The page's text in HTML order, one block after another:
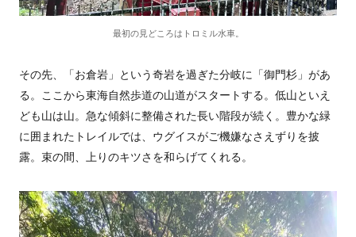
最初の見どころはトロミル水車。
その先、「お倉岩」という奇岩を過ぎた分岐に「御門杉」があ
る。ここから東海自然歩道の山道がスタートする。低山といえ
ども山は山。急な傾斜に整備された長い階段が続く。豊かな緑
に囲まれたトレイルでは、ウグイスがご機嫌なさえずりを披
露。束の間、上りのキツさを和らげてくれる。